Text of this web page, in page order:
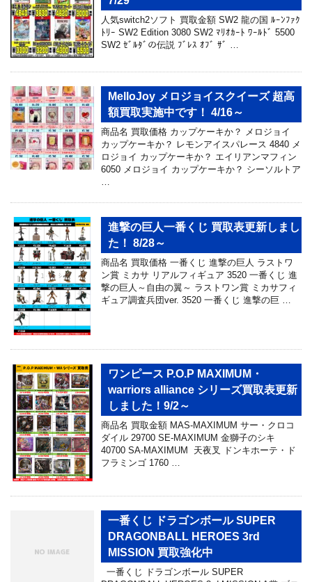
人気switch2ソフト 買取金額 SW2 龍の国 ﾙｰﾝﾌｧｸ
ﾄﾘｰ SW2 Edition 3080 SW2 ﾏﾘｵｶｰﾄ ﾜｰﾙﾄﾞ 5500
SW2 ｾﾞﾙﾀﾞの伝説 ﾌﾞﾚｽ ｵﾌﾞ ｻﾞ …
MelloJoy メロジョイスクイーズ 超高
額買取実施中です！ 4/16～
商品名 買取価格 カップケーキか？ メロジョイ
カップケーキか？ レモンアイスパレース 4840 メ
ロジョイ カップケーキか？ エイリアンマフィン
6050 メロジョイ カップケーキか？ シーソルトア
…
進撃の巨人一番くじ 買取表更新しまし
た！ 8/28～
商品名 買取価格 一番くじ 進撃の巨人 ラストワ
ン賞 ミカサ リアルフィギュア 3520 一番くじ 進
撃の巨人～自由の翼～ ラストワン賞 ミカサフィ
ギュア調査兵団ver. 3520 一番くじ 進撃の巨 …
ワンピース P.O.P MAXIMUM・
warriors alliance シリーズ買取表更新
しました！9/2～
商品名 買取金額 MAS-MAXIMUM サー・クロコ
ダイル 29700 SE-MAXIMUM 金獅子のシキ
40700 SA-MAXIMUM 天夜叉 ドンキホーテ・ド
フラミンゴ 1760 …
一番くじ ドラゴンボール SUPER
DRAGONBALL HEROES 3rd
MISSION 買取強化中
一番くじ ドラゴンボール SUPER